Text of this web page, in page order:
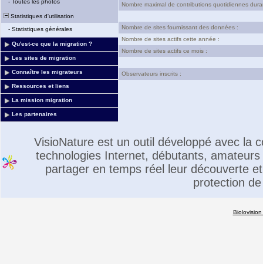
- Toutes les photos
Statistiques d'utilisation
- Statistiques générales
Qu'est-ce que la migration ?
Les sites de migration
Connaître les migrateurs
Ressources et liens
La mission migration
Les partenaires
Nombre maximal de contributions quotidiennes
Nombre de sites fournissant des données :
Nombre de sites actifs cette année :
Nombre de sites actifs ce mois :
Observateurs inscrits :
VisioNature est un outil développé avec la
technologies Internet, débutants,
partager en temps réel leur découverte
protection
Biolovision